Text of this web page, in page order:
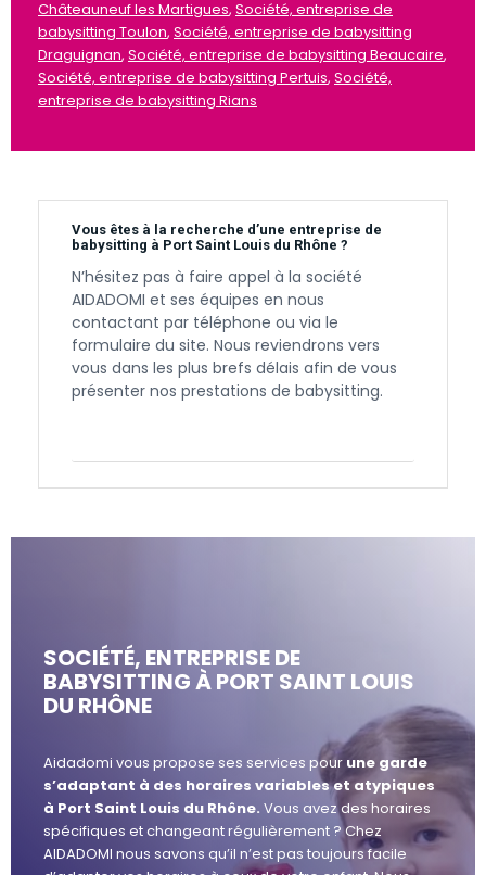
Châteauneuf les Martigues, Société, entreprise de
babysitting Toulon, Société, entreprise de babysitting
Draguignan, Société, entreprise de babysitting Beaucaire,
Société, entreprise de babysitting Pertuis, Société,
entreprise de babysitting Rians
Vous êtes à la recherche d’une entreprise de
babysitting à Port Saint Louis du Rhône ?
N’hésitez pas à faire appel à la société
AIDADOMI et ses équipes en nous
contactant par téléphone ou via le
formulaire du site. Nous reviendrons vers
vous dans les plus brefs délais afin de vous
présenter nos prestations de babysitting.
SOCIÉTÉ, ENTREPRISE DE
BABYSITTING À PORT SAINT LOUIS
DU RHÔNE
Aidadomi vous propose ses services pour une garde
s’adaptant à des horaires variables et atypiques
à Port Saint Louis du Rhône. Vous avez des horaires
spécifiques et changeant régulièrement ? Chez
AIDADOMI nous savons qu’il n’est pas toujours facile